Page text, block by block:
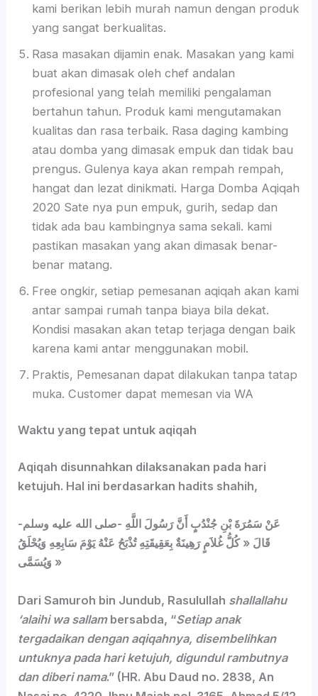
kami berikan lebih murah namun dengan produk
yang sangat berkualitas.
Rasa masakan dijamin enak. Masakan yang kami
buat akan dimasak oleh chef andalan
profesional yang telah memiliki pengalaman
bertahun tahun. Produk kami mengutamakan
kualitas dan rasa terbaik. Rasa daging kambing
atau domba yang dimasak empuk dan tidak bau
prengus. Gulenya kaya akan rempah rempah,
hangat dan lezat dinikmati. Harga Domba Aqiqah
2020 Sate nya pun empuk, gurih, sedap dan
tidak ada bau kambingnya sama sekali. kami
pastikan masakan yang akan dimasak benar-
benar matang.
Free ongkir, setiap pemesanan aqiqah akan kami
antar sampai rumah tanpa biaya bila dekat.
Kondisi masakan akan tetap terjaga dengan baik
karena kami antar menggunakan mobil.
Praktis, Pemesanan dapat dilakukan tanpa tatap
muka. Customer dapat memesan via WA
Waktu yang tepat untuk aqiqah
Aqiqah disunnahkan dilaksanakan pada hari
ketujuh. Hal ini berdasarkan hadits shahih,
عَنْ سَمُرَةَ بْنِ جُنْدُبٍ أَنَّ رَسُولَ اللَّهِ -صلى الله عليه وسلم-
قَالَ « كُلُّ غُلاَمٍ رَهِينَةٌ بِعَقِيقَتِهِ تُذْبَحُ عَنْهُ يَوْمَ سَابِعِهِ وَيُحْلَقُ
وَيُسَمَّى »
Dari Samuroh bin Jundub, Rasulullah shallallahu
‘alaihi wa sallambersabda, “Setiap anak
tergadaikan dengan aqiqahnya, disembelihkan
untuknya pada hari ketujuh, digundul rambutnya
dan diberi nama.” (HR. Abu Daud no. 2838, An